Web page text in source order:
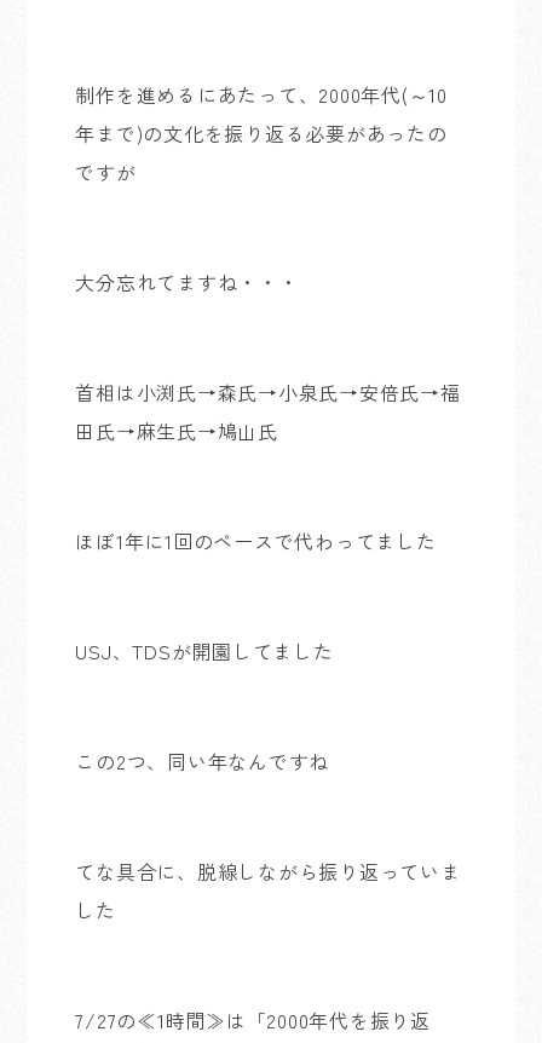
制作を進めるにあたって、2000年代(～10
年まで)の文化を振り返る必要があったの
ですが
大分忘れてますね・・・
首相は小渕氏→森氏→小泉氏→安倍氏→福
田氏→麻生氏→鳩山氏
ほぼ1年に1回のペースで代わってました
USJ、TDSが開園してました
この2つ、同い年なんですね
てな具合に、脱線しながら振り返っていま
した
7/27の≪1時間≫は「2000年代を振り返